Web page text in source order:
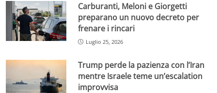
Carburanti, Meloni e Giorgetti
preparano un nuovo decreto per
frenare i rincari
Luglio 25, 2026
Trump perde la pazienza con l’Iran
mentre Israele teme un’escalation
improvvisa